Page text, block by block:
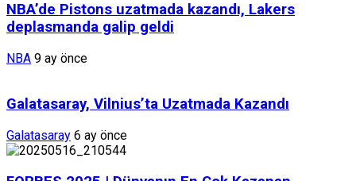
NBA’de Pistons uzatmada kazandı, Lakers
deplasmanda galip geldi
NBA 9 ay önce
Galatasaray, Vilnius’ta Uzatmada Kazandı
Galatasaray 6 ay önce